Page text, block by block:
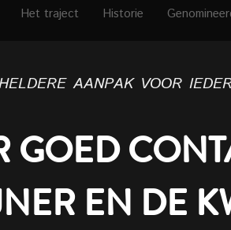
Het traject Historie
aanpak voor
GOED
EN DE